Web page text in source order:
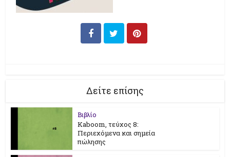
Δείτε επίσης
Βιβλίο
Kaboom, τεύχος 8:
Περιεχόμενα και σημεία
πώλησης